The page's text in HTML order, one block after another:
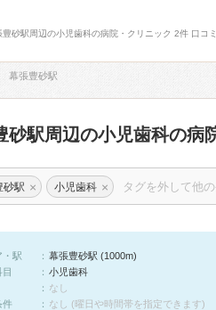
砂駅周辺の小児歯科の病院・クリニック 2件 口コ
幕張豊砂駅
砂駅周辺の小児歯科の病
砂駅 × 小児歯科 ×
・駅
幕張豊砂駅 (1000m)
小児歯科
なし
件
なし (曜日や時間帯を指定できます)